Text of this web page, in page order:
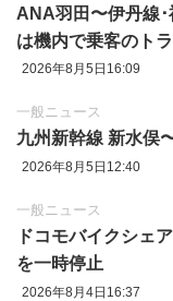
ANA羽田〜伊丹線
は機内で乗客のト
2026年8月5日16:09
一般ニュース
九州新幹線 新水俣
2026年8月5日12:40
一般ニュース
ドコモバイクシェ
を一時停止
2026年8月4日16:37